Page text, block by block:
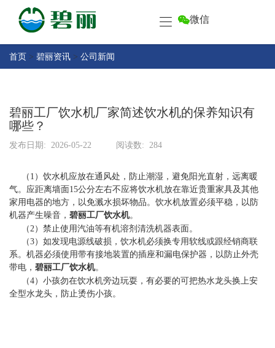
微信
首页 > 碧丽资讯 > 公司新闻
碧丽工厂饮水机厂家简述饮水机的保养知识有
哪些？
发布日期: 2026-05-22 阅读数: 284
（1）饮水机应放在通风处，防止潮湿，避免阳光直射，远离暖
气。应距离墙面15公分左右不应将饮水机放在靠近贵重家具及其他
家用电器的地方，以免溅水损坏物品。饮水机放置必须平稳，以防
机器产生噪音， 碧丽工厂饮水机。
（2）禁止使用汽油等有机溶剂清洗机器表面。
（3）如发现电源线破损，饮水机必须换专用软线或跟经销商联
系。机器必须使用带有接地装置的插座和漏电保护器，以防止外壳
带电， 碧丽工厂饮水机。
（4）小孩勿在饮水机旁边玩耍，有必要的可把热水龙头换上安
全型水龙头，防止烫伤小孩。
页
产
品
碧
务
碧
丽
碧